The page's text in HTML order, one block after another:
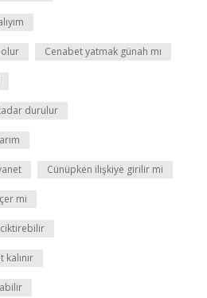
olur Cenabet yatmak günah mı
durulur
Cünüpken ilişkiye girilir mi
mi